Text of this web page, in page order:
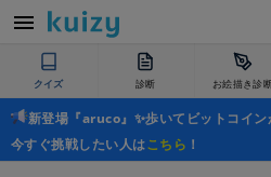
クイズ 診断 お絵描き診
新登場『aruco』✨歩いてビットコイン
今すぐ挑戦したい人はこちら ！